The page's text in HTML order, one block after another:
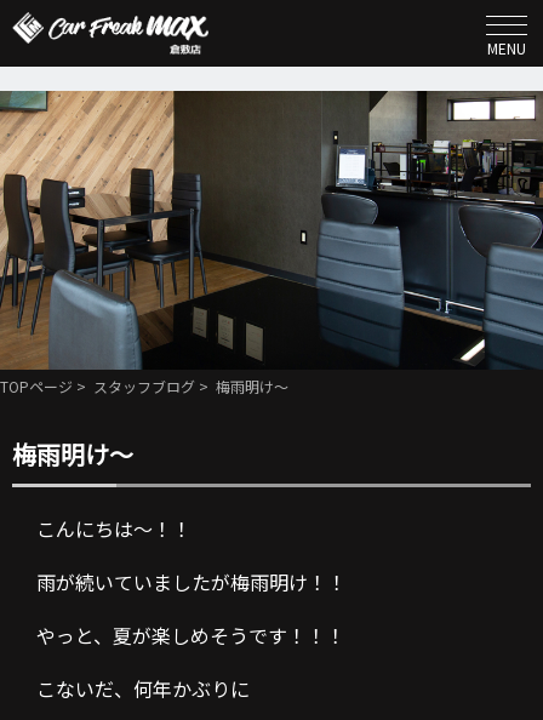
MENU
TOPページ > スタッフブログ > 梅雨明け〜
梅雨明け〜
こんにちは〜！！
雨が続いていましたが梅雨明け！！
やっと、夏が楽しめそうです！！！
こないだ、何年かぶりに